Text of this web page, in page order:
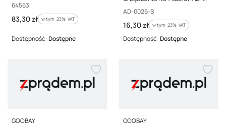
Kod producenta
64563
Cena brutto
83,30 zł w tym %s VAT
w tym 23% VAT
Dostępność:Dostępne
0026-S
Kod producenta
AD-0026-S
Cena brutto
16,30 zł w tym %s VAT
w tym 23% VAT
Dostępność:Dostępne
PRODUCENT
GOOBAY PRODUCENT
GOOBAY